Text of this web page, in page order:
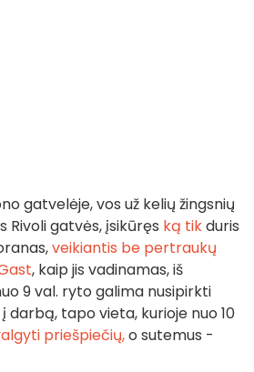
gatvelėje, vos už kelių žingsnių
Rivoli gatvės, įsikūręs ką tikduris
veikiantis be pertraukų
, kaip jis vadinamas, iš
9 val. ryto galima nusipirkti
darbą, tapo vieta, kurioje nuo 10
priešpiečių,o sutemus -